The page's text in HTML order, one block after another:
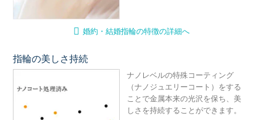
婚約・結婚指輪の特徴の詳細へ
指輪の美しさ持続
ナノレベルの特殊コーティング
（ナノジュエリーコート）をする
ことで金属本来の光沢を保ち、美
しさを持続することができます。